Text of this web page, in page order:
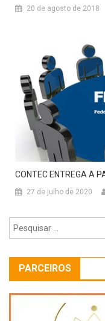
20 de agosto de 2018
CONTEC ENTREGA A
27 de julho de 2020
PARCEIROS